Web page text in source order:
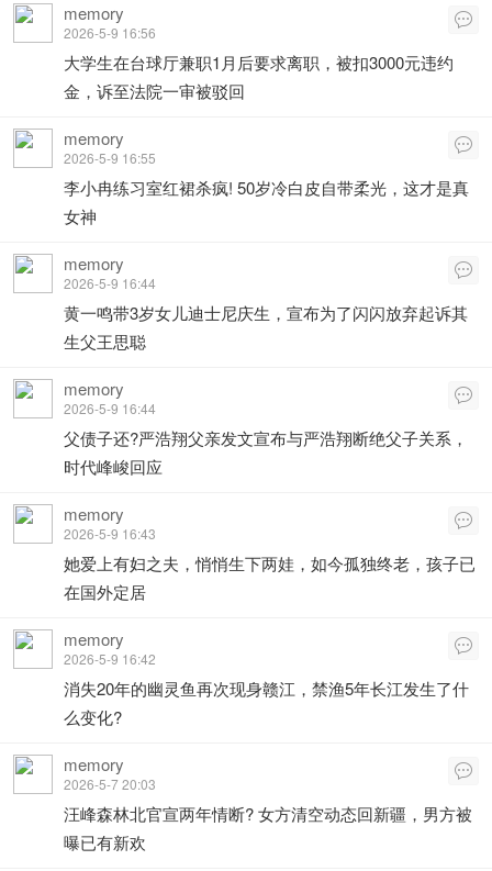
memory
2026-5-9 16:56

大学生在台球厅兼职1月后要求离职，被扣3000元违约
金，诉至法院一审被驳回
memory
2026-5-9 16:55

李小冉练习室红裙杀疯! 50岁冷白皮自带柔光，这才是真
女神
memory
2026-5-9 16:44

黄一鸣带3岁女儿迪士尼庆生，宣布为了闪闪放弃起诉其
生父王思聪
memory
2026-5-9 16:44

父债子还?严浩翔父亲发文宣布与严浩翔断绝父子关系，
时代峰峻回应
memory
2026-5-9 16:43

她爱上有妇之夫，悄悄生下两娃，如今孤独终老，孩子已
在国外定居
memory
2026-5-9 16:42

消失20年的幽灵鱼再次现身赣江，禁渔5年长江发生了什
么变化?
memory
2026-5-7 20:03

汪峰森林北官宣两年情断? 女方清空动态回新疆，男方被
曝已有新欢